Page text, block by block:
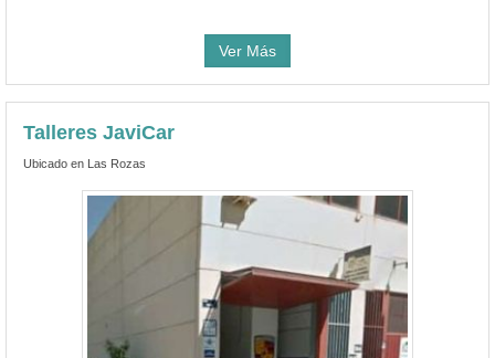
Ver Más
Talleres JaviCar
Ubicado en Las Rozas